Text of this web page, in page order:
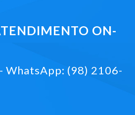
ON-
WhatsApp: (98) 2106-